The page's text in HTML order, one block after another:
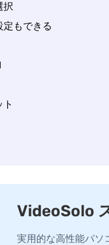
択
定もできる
VideoSolo
実用的な高性能パソ